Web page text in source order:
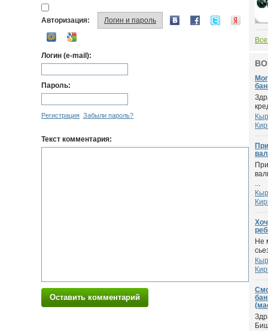
Авторизация: Логин и пароль
Логин (e-mail):
Пароль:
Регистрация Забыли пароль?
Текст комментария:
Оставить комментарий
...
Не